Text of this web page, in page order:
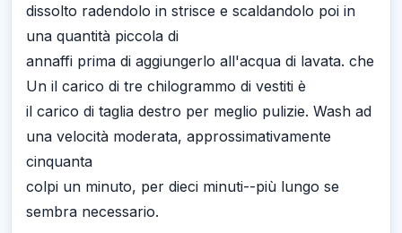
dissolto radendolo in strisce e scaldandolo poi in
una quantità piccola di
annaffi prima di aggiungerlo all'acqua di lavata. che
Un il carico di tre chilogrammo di vestiti è
il carico di taglia destro per meglio pulizie. Wash ad
una velocità moderata, approssimativamente
cinquanta
colpi un minuto, per dieci minuti--più lungo se
sembra necessario.